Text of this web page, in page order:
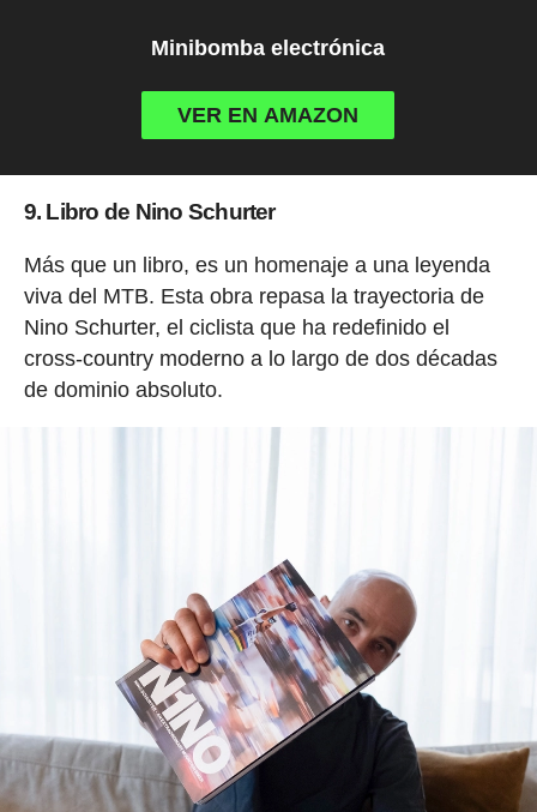
Minibomba electrónica
VER EN AMAZON
9. Libro de Nino Schurter
Más que un libro, es un homenaje a una leyenda
viva del MTB. Esta obra repasa la trayectoria de
Nino Schurter, el ciclista que ha redefinido el
cross-country moderno a lo largo de dos décadas
de dominio absoluto.